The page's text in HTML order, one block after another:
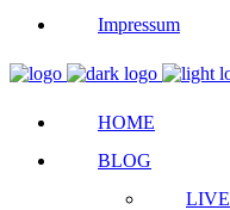
Impressum
HOME
BLOG
LIVE